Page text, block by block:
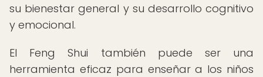
su bienestar general y su desarrollo cognitivo
y emocional.
El Feng Shui también puede ser una
herramienta eficaz para enseñar a los niños